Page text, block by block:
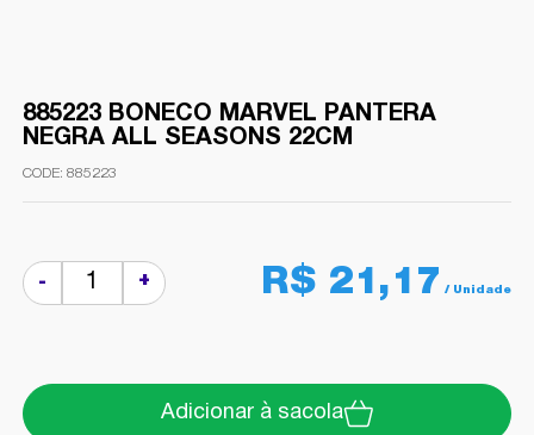
885223 BONECO MARVEL PANTERA
NEGRA ALL SEASONS 22CM
885223
- + R$ 21,17
Adicionar à sacola